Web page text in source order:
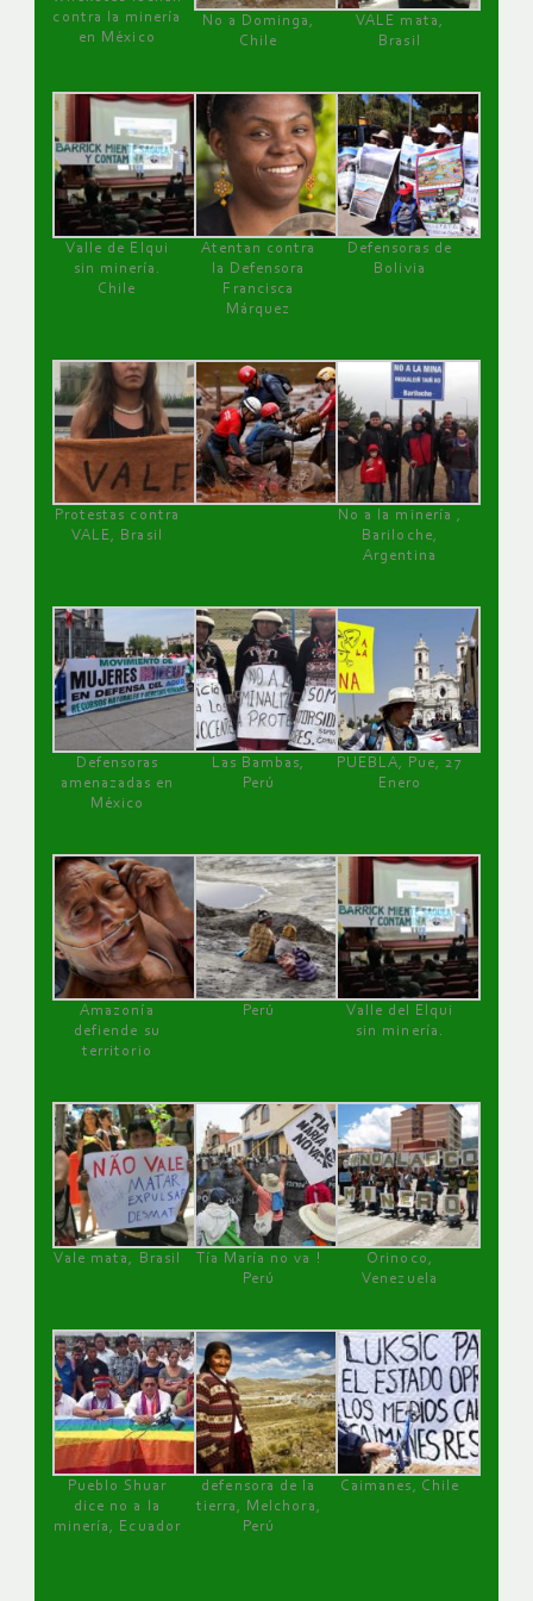
contra la minería
en México
No a Dominga,
Chile
VALE mata,
Brasil
Valle de Elqui
sin minería.
Chile
Atentan contra
la Defensora
Francisca
Márquez
Defensoras de
Bolivia
Protestas contra
VALE, Brasil
No a la minería ,
Bariloche,
Argentina
Defensoras
amenazadas en
México
Las Bambas,
Perú
PUEBLA, Pue, 27
Enero
Amazonía
defiende su
territorio
Perú
Valle del Elqui
sin minería.
Vale mata, Brasil
Tía María no va !
Perú
Orinoco,
Venezuela
Pueblo Shuar
dice no a la
minería, Ecuador
defensora de la
tierra, Melchora,
Perú
Caimanes, Chile